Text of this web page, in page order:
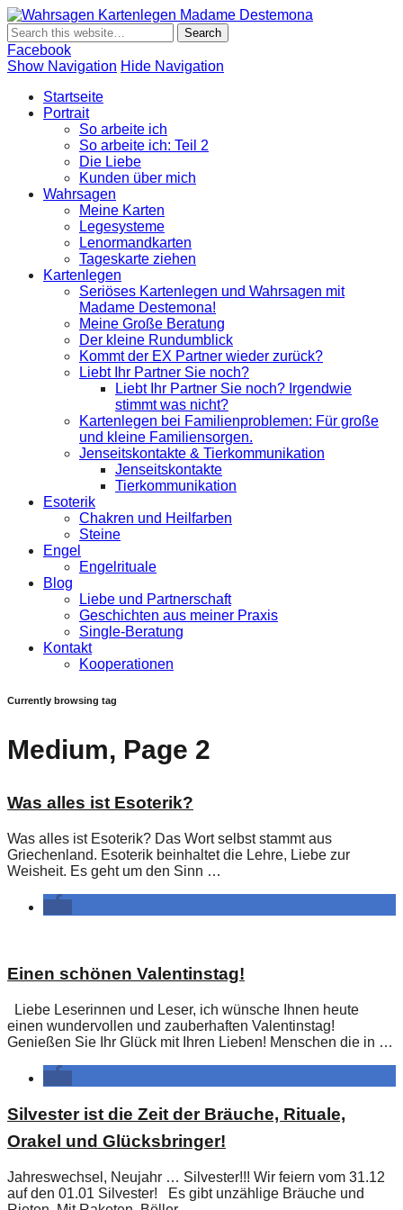
Wahrsagen und Kartenlegen Madame Destemona
Facebook
Show Navigation Hide Navigation
Startseite
Portrait
So arbeite ich
So arbeite ich: Teil 2
Die Liebe
Kunden über mich
Wahrsagen
Meine Karten
Legesysteme
Lenormandkarten
Tageskarte ziehen
Kartenlegen
Seriöses Kartenlegen und Wahrsagen mit
Madame Destemona!
Meine Große Beratung
Der kleine Rundumblick
Kommt der EX Partner wieder zurück?
Liebt Ihr Partner Sie noch?
Liebt Ihr Partner Sie noch? Irgendwie
stimmt was nicht?
Kartenlegen bei Familienproblemen: Für große
und kleine Familiensorgen.
Jenseitskontakte & Tierkommunikation
Jenseitskontakte
Tierkommunikation
Esoterik
Chakren und Heilfarben
Steine
Engel
Engelrituale
Blog
Liebe und Partnerschaft
Geschichten aus meiner Praxis
Single-Beratung
Kontakt
Kooperationen
Currently browsing tag
Medium, Page 2
Was alles ist Esoterik?
Was alles ist Esoterik? Das Wort selbst stammt aus
Griechenland. Esoterik beinhaltet die Lehre, Liebe zur
Weisheit. Es geht um den Sinn …
Einen schönen Valentinstag!
Liebe Leserinnen und Leser, ich wünsche Ihnen heute
einen wundervollen und zauberhaften Valentinstag!
Genießen Sie Ihr Glück mit Ihren Lieben! Menschen die in …
Silvester ist die Zeit der Bräuche, Rituale,
Orakel und Glücksbringer!
Jahreswechsel, Neujahr … Silvester!!! Wir feiern vom 31.12
auf den 01.01 Silvester! Es gibt unzählige Bräuche und